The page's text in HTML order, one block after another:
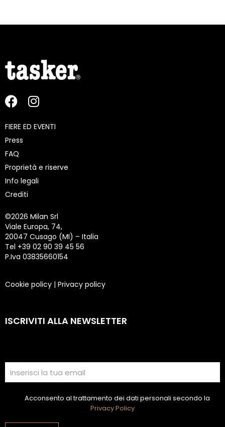
FIERE ED EVENTI
Press
FAQ
Proprietà e riserve
Info legali
Crediti
©2026 Milan Srl
Viale Europa, 74,
20047 Cusago (MI) – Italia
Tel +39 02 90 39 45 56
P.Iva 03835660154
Cookie policy | Privacy policy
ISCRIVITI ALLA NEWSLETTER
Acconsento al trattamento dei dati personali secondo la
Privacy Policy